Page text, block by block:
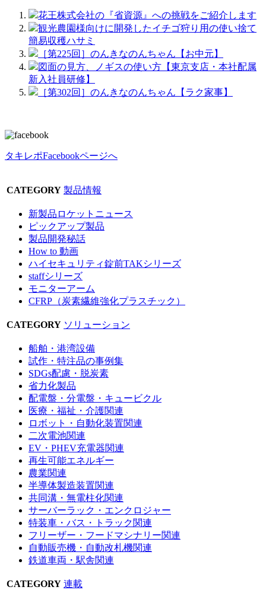
花王株式会社の『省資源』への挑戦をご紹介します
観光農園様向けに開発したイチゴ狩り用の使い捨て
簡易収穫ハサミ
［第225回］のんきなのんちゃん【お中元】
図面の見方、ノギスの使い方【東京支店・本社配属
新入社員研修】
［第302回］のんきなのんちゃん【ラク家事】
タキレポFacebookページへ
CATEGORY 製品情報
新製品ロケットニュース
ピックアップ製品
製品開発秘話
How to 動画
ハイセキュリティ錠前TAKシリーズ
staffシリーズ
モニターアーム
CFRP（炭素繊維強化プラスチック）
CATEGORY ソリューション
船舶・港湾設備
試作・特注品の事例集
SDGs配慮・脱炭素
省力化製品
配電盤・分電盤・キュービクル
医療・福祉・介護関連
ロボット・自動化装置関連
二次電池関連
EV・PHEV充電器関連
再生可能エネルギー
農業関連
半導体製造装置関連
共同溝・無電柱化関連
サーバーラック・エンクロジャー
特装車・バス・トラック関連
フリーザー・フードマシナリー関連
自動販売機・自動改札機関連
鉄道車両・駅舎関連
CATEGORY 連載